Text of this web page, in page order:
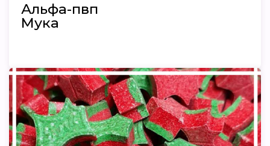
Альфа-пвп
Мука